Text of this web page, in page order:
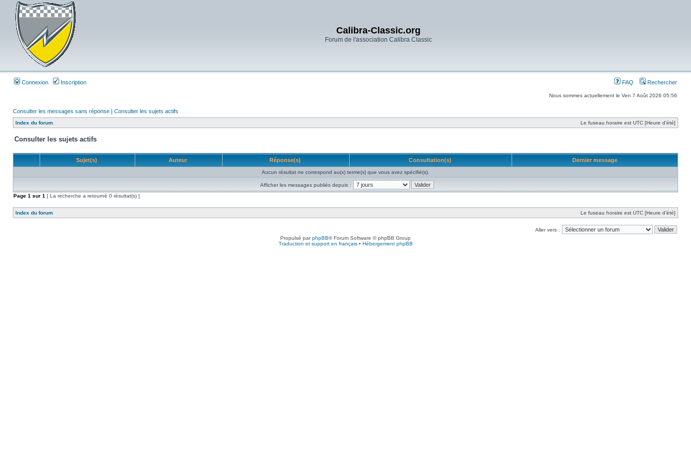
Calibra-Classic.org
Forum de l'association Calibra Classic
Connexion Inscription FAQ Rechercher
Nous sommes actuellement le Ven 7 Août 2026 05:56
Consulter les messages sans réponse | Consulter les sujets actifs
Index du forum Le fuseau horaire est UTC [Heure d’été]
Consulter les sujets actifs
Sujet(s) Auteur Réponse(s) Consultation(s) Dernier message
Aucun résultat ne correspond au(x) terme(s) que vous avez spécifié(s).
Afficher les messages publiés depuis :
Page 1 sur 1 [ La recherche a retourné 0 résultat(s) ]
Index du forum Le fuseau horaire est UTC [Heure d’été]
Aller vers :
Propulsé parphpBB® Forum Software © phpBB Group
Traduction et support en français• Hébergement phpBB